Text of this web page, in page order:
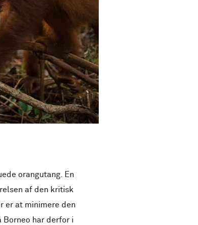
orangutang. En
af den kritisk
er at minimere den
har derfor i